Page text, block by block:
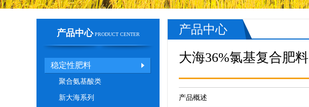
产品中心PRODUCT CENTER
稳定性肥料
聚合氨基酸类
新大海系列
产品中心
大海36%氯基复合肥料
产品概述